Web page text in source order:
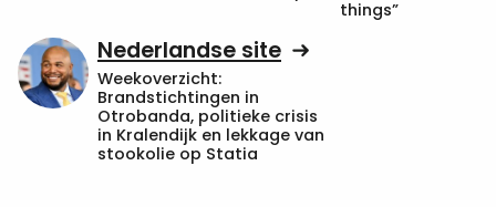
things”
Nederlandse site
Weekoverzicht:
Brandstichtingen in
Otrobanda, politieke crisis
in Kralendijk en lekkage van
stookolie op Statia